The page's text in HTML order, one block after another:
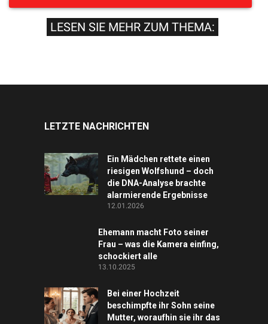
LESEN SIE MEHR ZUM THEMA:
LETZTE NACHRICHTEN
Ein Mädchen rettete einen
riesigen Wolfshund – doch
die DNA-Analyse brachte
alarmierende Ergebnisse
12.01.2026
Ehemann macht Foto seiner
Frau – was die Kamera einfing,
schockiert alle
13.10.2025
Bei einer Hochzeit
beschimpfte ihr Sohn seine
Mutter, woraufhin sie ihr das